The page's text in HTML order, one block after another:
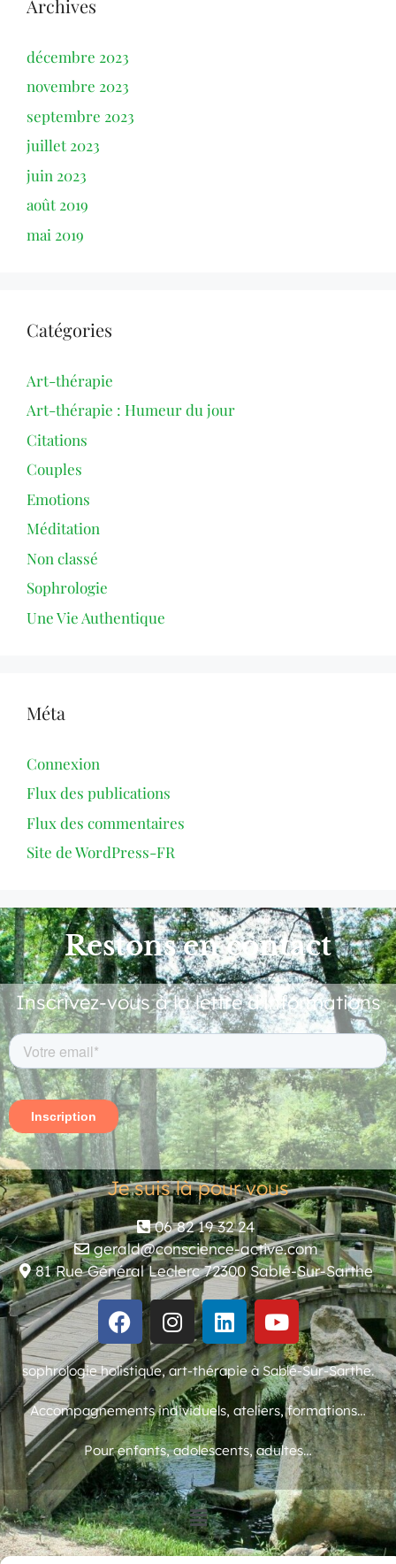
Archives
décembre 2023
novembre 2023
septembre 2023
juillet 2023
juin 2023
août 2019
mai 2019
Catégories
Art-thérapie
Art-thérapie : Humeur du jour
Citations
Couples
Emotions
Méditation
Non classé
Sophrologie
Une Vie Authentique
Méta
Connexion
Flux des publications
Flux des commentaires
Site de WordPress-FR
Restons en contact
Inscrivez-vous à la lettre d'informations
Je suis là pour vous
06 82 19 32 24
gerald@conscience-active.com
81 Rue Général Leclerc 72300 Sablé-Sur-Sarthe
sophrologie holistique, art-thérapie à Sablé-Sur-Sarthe.
Accompagnements individuels, ateliers, formations…
Pour enfants, adolescents, adultes…
© 2023 Gérald Gassend – Conscience Active – Tous droits réservés